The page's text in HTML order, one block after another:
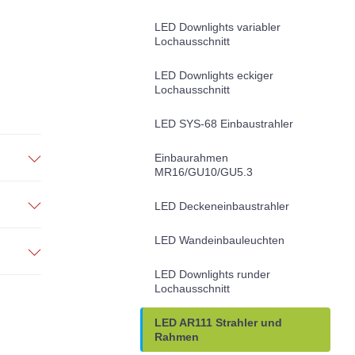
LED Downlights variabler
Lochausschnitt
LED Downlights eckiger
Lochausschnitt
LED SYS-68 Einbaustrahler
Einbaurahmen
MR16/GU10/GU5.3
LED Deckeneinbaustrahler
LED Wandeinbauleuchten
LED Downlights runder
Lochausschnitt
LED AR111 Strahler und
Rahmen